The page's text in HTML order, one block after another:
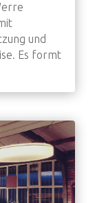
und
Es formt